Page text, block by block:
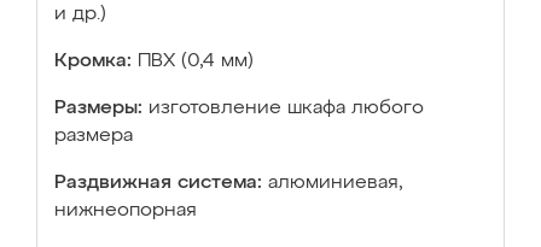
и др.)
Кромка: ПВХ (0,4 мм)
Размеры: изготовление шкафа любого
размера
Раздвижная система: алюминиевая,
нижнеопорная